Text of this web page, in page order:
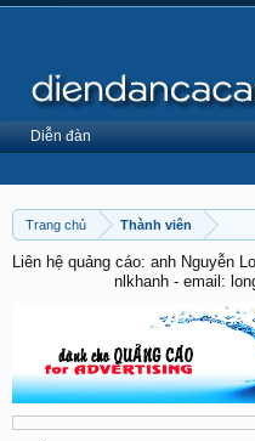
Trang chủ Thành viên
Liên hệ quảng cáo: anh Nguyễn
nlkhanh - email:
Diễn đàn